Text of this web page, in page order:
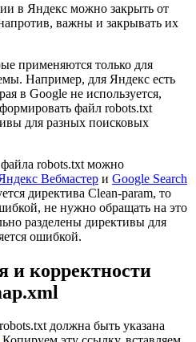
в Яндекс можно закрыть от
важны и закрывать их
применяются только для
Например, для Яндекс есть
в Google не используется,
файл robots.txt
для разных поисковых
robots.txt можно
Вебмастер и Google Search
директива Clean-param, то
не нужно обращать на это
разделены директивы для
ошибкой.
и корректности
должна быть указана